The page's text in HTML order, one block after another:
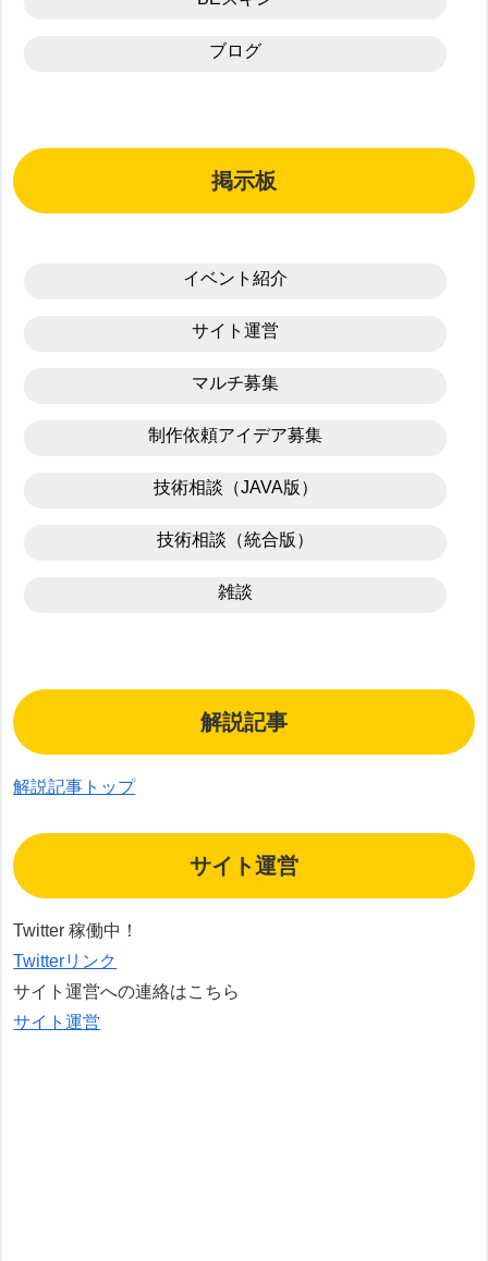
ブログ
掲示板
イベント紹介
サイト運営
マルチ募集
制作依頼アイデア募集
技術相談（JAVA版）
技術相談（統合版）
雑談
解説記事
解説記事トップ
サイト運営
Twitter 稼働中！
Twitterリンク
サイト運営への連絡はこちら
サイト運営